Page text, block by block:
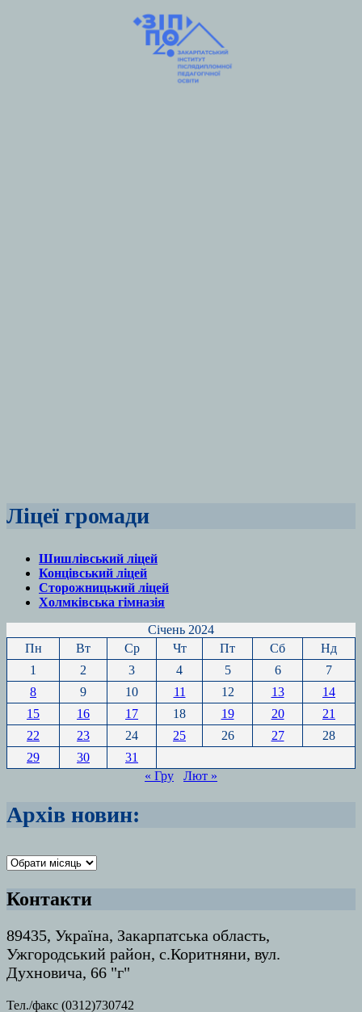
Ліцеї громади
Шишлівський ліцей
Концівський ліцей
Сторожницький ліцей
Холмківська гімназія
Січень 2024
Пн
Вт Ср Чт Пт Сб
Нд
1
2 3 4 5 6
7
8
9 10 11 12 13
14
15
16 17 18 19 20
21
22
23 24 25 26 27
28
29
30
31
« Гру
Лют »
Архів новин:
Архіви
Контакти
89435, Україна, Закарпатська область,
Ужгородський район, с.Коритняни, вул.
Духновича, 66 "г"
Тел./факс (0312)730742